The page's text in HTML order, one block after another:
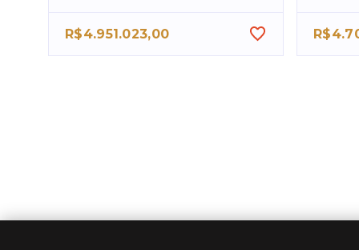
R$4.951.023,00